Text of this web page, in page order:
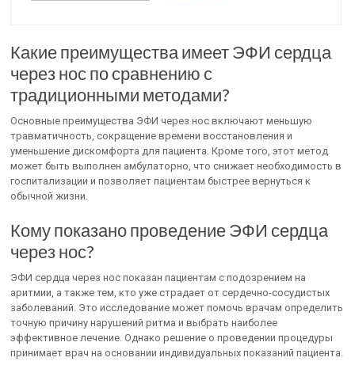
Какие преимущества имеет ЭФИ сердца
через нос по сравнению с
традиционными методами?
Основные преимущества ЭФИ через нос включают меньшую
травматичность, сокращение времени восстановления и
уменьшение дискомфорта для пациента. Кроме того, этот метод
может быть выполнен амбулаторно, что снижает необходимость в
госпитализации и позволяет пациентам быстрее вернуться к
обычной жизни.
Кому показано проведение ЭФИ сердца
через нос?
ЭФИ сердца через нос показан пациентам с подозрением на
аритмии, а также тем, кто уже страдает от сердечно-сосудистых
заболеваний. Это исследование может помочь врачам определить
точную причину нарушений ритма и выбрать наиболее
эффективное лечение. Однако решение о проведении процедуры
принимает врач на основании индивидуальных показаний пациента.